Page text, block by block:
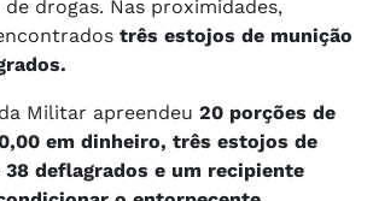
drogas. Nas proximidades,
três estojos de munição
Militar apreendeu 20 porções de
em dinheiro, três estojos de
deflagrados e um recipiente